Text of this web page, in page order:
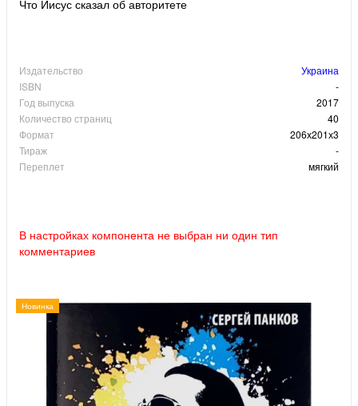
Что Иисус сказал об авторитете
Издательство
Украина
ISBN
-
Год выпуска
2017
Количество страниц
40
Формат
206х201х3
Тираж
-
Переплет
мягкий
В настройках компонента не выбран ни один тип
комментариев
Новинка